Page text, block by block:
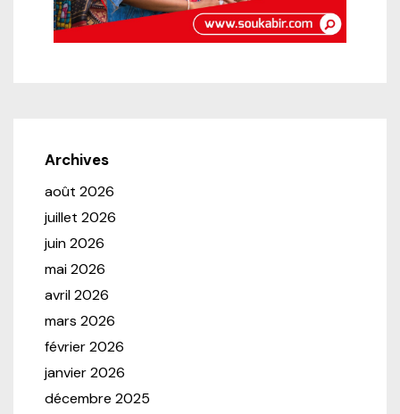
Archives
août 2026
juillet 2026
juin 2026
mai 2026
avril 2026
mars 2026
février 2026
janvier 2026
décembre 2025